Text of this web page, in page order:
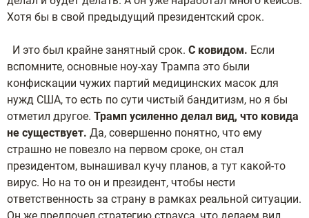
Хотя бы в свой предыдущий президентский срок.
И это был крайне занятный срок. С ковидом. Если
вспомните, основные ноу-хау Трампа это были
конфискации чужих партий медицинских масок для
нужд США, то есть по сути чистый бандитизм, но я бы
отметил другое. Трамп усиленно делал вид, что ковида
не существует. Да, совершенно понятно, что ему
страшно не повезло на первом сроке, он стал
президентом, вынашивал кучу планов, а тут какой-то
вирус. Но на то он и президент, чтобы нести
ответственность за страну в рамках реальной ситуации.
Он же предпочел стратегию страуса, что делаем вид,